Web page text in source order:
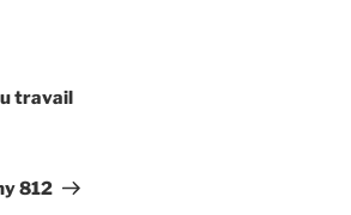
travail
812